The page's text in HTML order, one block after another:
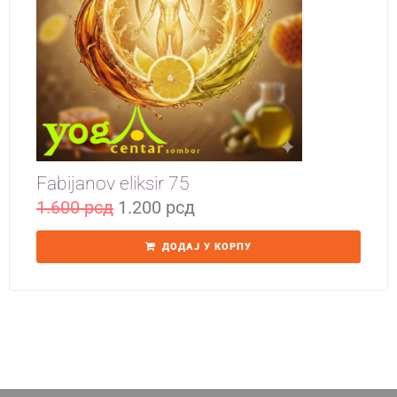
Yoga Travel
Blog
Joga
Kontakt
Fabijanov eliksir 75
1.600рсд 1.200 рсд
ДОДАЈ У КОРПУ